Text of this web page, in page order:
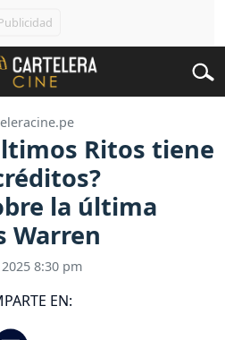
Ritos tiene
la última
Warren
8:30 pm
EN: